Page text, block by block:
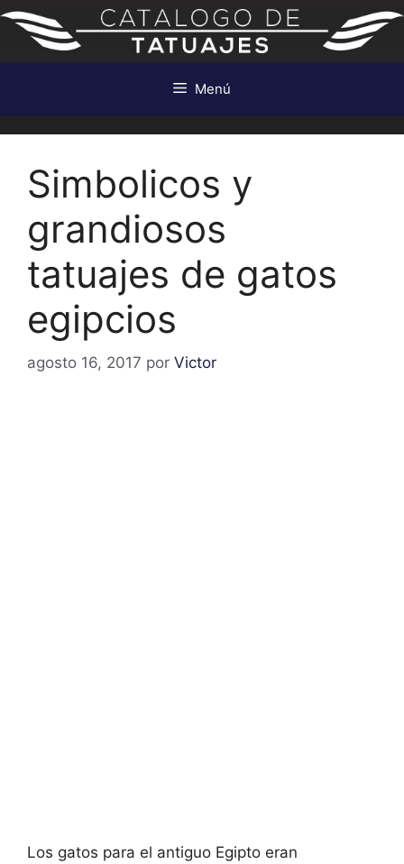
Saltar
contenido
Menú
Simbolicos y
grandiosos
tatuajes de gatos
egipcios
agosto 16, 2017 por Victor
Los gatos para el antiguo Egipto eran